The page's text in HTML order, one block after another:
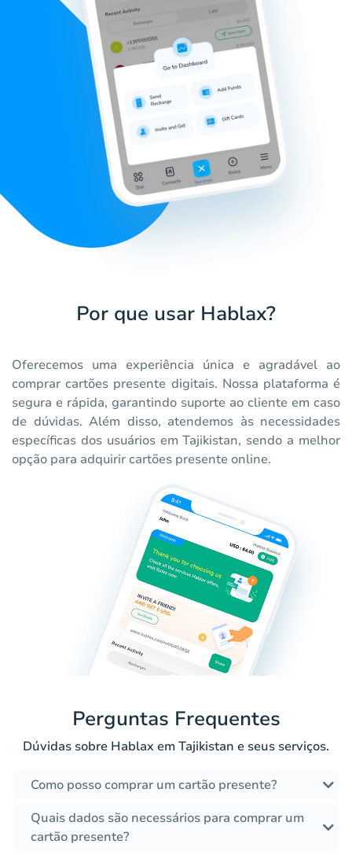
Por que usar Hablax?
Oferecemos uma experiência única e agradável ao
comprar cartões presente digitais. Nossa plataforma é
segura e rápida, garantindo suporte ao cliente em caso
de dúvidas. Além disso, atendemos às necessidades
específicas dos usuários em Tajikistan, sendo a melhor
opção para adquirir cartões presente online.
Perguntas Frequentes
Dúvidas sobre Hablax em Tajikistan e seus serviços.
Como posso comprar um cartão presente?
Quais dados são necessários para comprar um
cartão presente?